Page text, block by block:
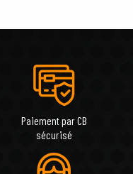
Paiement par CB
sécurisé